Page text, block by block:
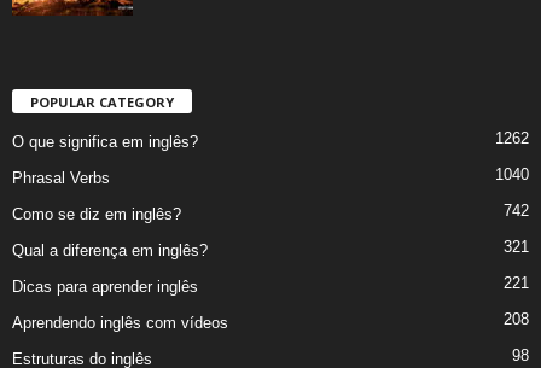
POPULAR CATEGORY
O que significa em inglês? 1262
Phrasal Verbs 1040
Como se diz em inglês? 742
Qual a diferença em inglês? 321
Dicas para aprender inglês 221
Aprendendo inglês com vídeos 208
Estruturas do inglês 98